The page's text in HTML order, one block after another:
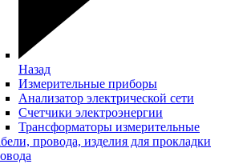
Назад
Измерительные приборы
Анализатор электрической сети
Счетчики электроэнергии
Трансформаторы измерительные
провода, изделия для прокладки